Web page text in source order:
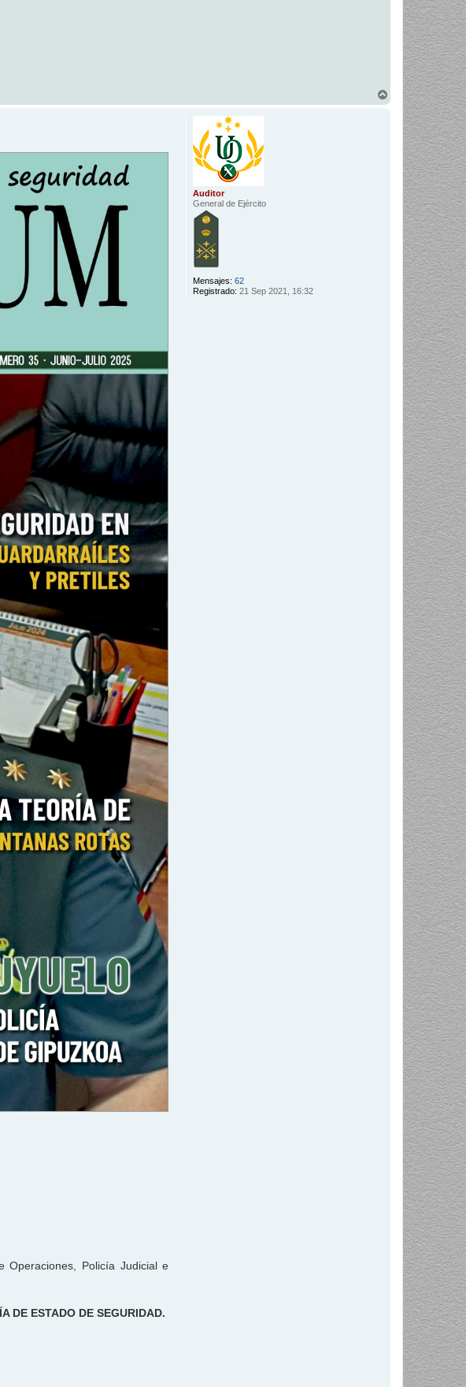
r
Auditor
General de Ejército
Mensajes: 62
Registrado: 21 Sep 2021, 16:32
Operaciones, Policía Judicial e
DE ESTADO DE SEGURIDAD.